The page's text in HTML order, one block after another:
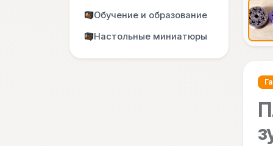
Обучение и образование
Настольные миниатюры